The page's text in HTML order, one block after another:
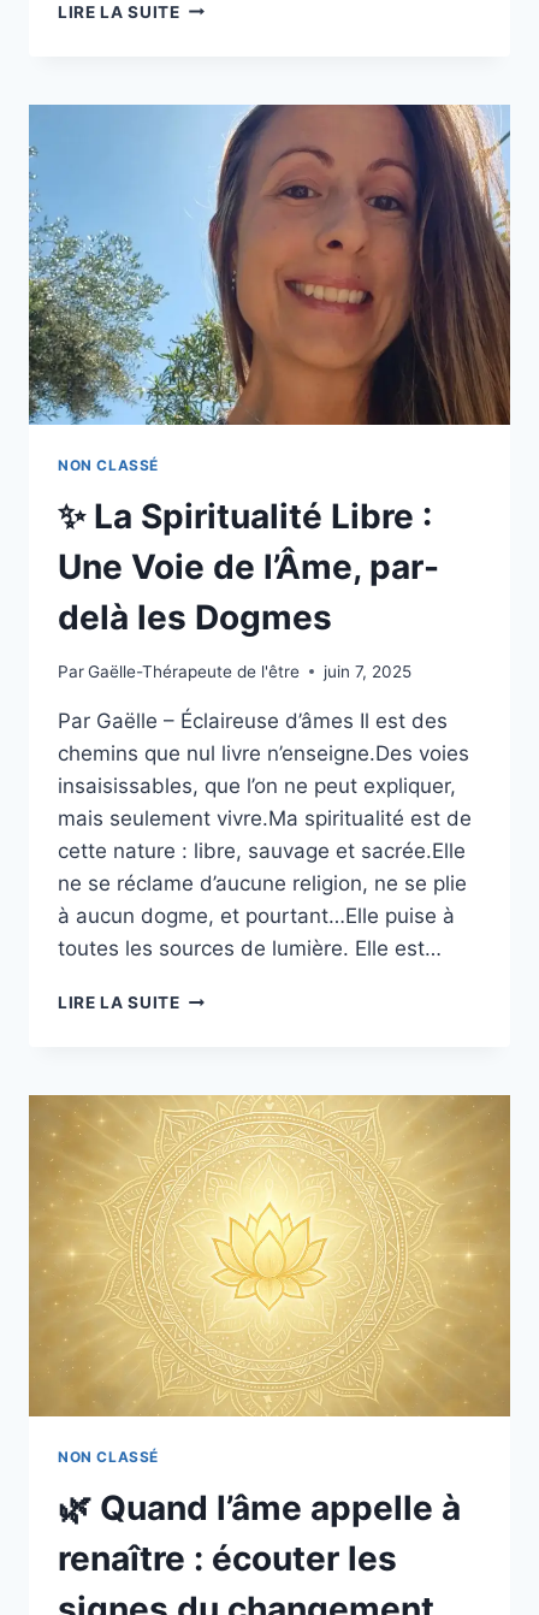
LIRE LA SUITE
NON CLASSÉ
✨ La Spiritualité Libre :
Une Voie de l’Âme, par-
delà les Dogmes
ParGaëlle-Thérapeute de l'être juin 7, 2025
Par Gaëlle – Éclaireuse d’âmes Il est des
chemins que nul livre n’enseigne.Des voies
insaisissables, que l’on ne peut expliquer,
mais seulement vivre.Ma spiritualité est de
cette nature : libre, sauvage et sacrée.Elle
ne se réclame d’aucune religion, ne se plie
à aucun dogme, et pourtant…Elle puise à
toutes les sources de lumière. Elle est…
LIRE LA SUITE
NON CLASSÉ
🌿 Quand l’âme appelle à
renaître : écouter les